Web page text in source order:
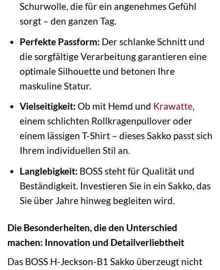
Schurwolle, die für ein angenehmes Gefühl
sorgt – den ganzen Tag.
Perfekte Passform: Der schlanke Schnitt und
die sorgfältige Verarbeitung garantieren eine
optimale Silhouette und betonen Ihre
maskuline Statur.
Vielseitigkeit: Ob mit Hemd und Krawatte,
einem schlichten Rollkragenpullover oder
einem lässigen T-Shirt – dieses Sakko passt sich
Ihrem individuellen Stil an.
Langlebigkeit: BOSS steht für Qualität und
Beständigkeit. Investieren Sie in ein Sakko, das
Sie über Jahre hinweg begleiten wird.
Die Besonderheiten, die den Unterschied
machen: Innovation und Detailverliebtheit
Das BOSS H-Jeckson-B1 Sakko überzeugt nicht